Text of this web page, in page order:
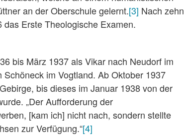
an der Oberschule gelernt.[3] Nach zehn
Erste Theologische Examen.
bis März 1937 als Vikar nach Neudorf im
im Vogtland. Ab Oktober 1937
bis dieses im Januar 1938 von der
„Der Aufforderung der
[kam ich] nicht nach, sondern stellte
zur Verfügung.“[4]